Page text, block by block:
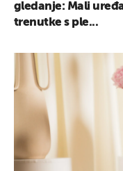
gledanje: Mali
trenutke s ple...